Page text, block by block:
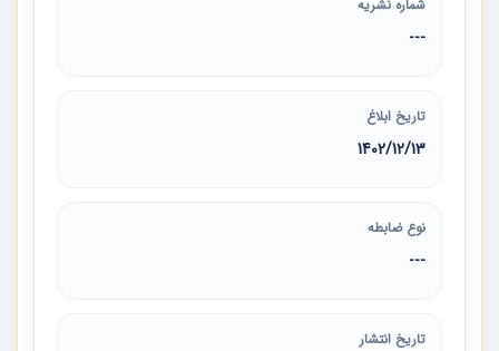
شماره نشریه
---
تاریخ ابلاغ
1402/12/13
نوع ضابطه
---
تاریخ انتشار